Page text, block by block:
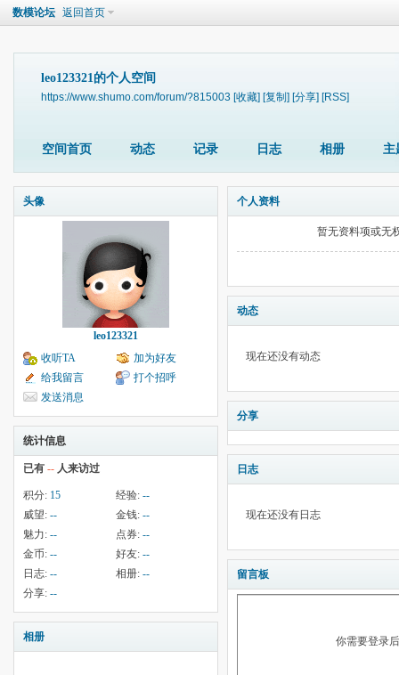
数模论坛 返回首页
leo123321的个人空间
https://www.shumo.com/forum/?815003 [收藏] [复制] [分享] [RSS]
空间首页 动态 记录 日志 相册 主
头像
leo123321
收听TA
加为好友
给我留言
打个招呼
发送消息
统计信息
已有 -- 人来访过
积分: 15 经验: --
威望: -- 金钱: --
魅力: -- 点券: --
金币: -- 好友: --
日志: -- 相册: --
分享: --
相册
个人资料
暂无资料项或无
动态
现在还没有动态
分享
日志
现在还没有日志
留言板
你需要登录